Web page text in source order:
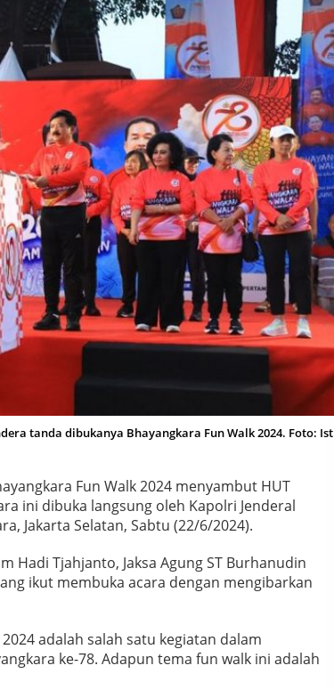
tanda dibukanya Bhayangkara Fun Walk 2024. Foto: Ist
Fun Walk 2024 menyambut HUT
ini dibuka langsung oleh Kapolri Jenderal
Jakarta Selatan, Sabtu (22/6/2024).
Hadi Tjahjanto, Jaksa Agung ST Burhanudin
ikut membuka acara dengan mengibarkan
adalah salah satu kegiatan dalam
ke-78. Adapun tema fun walk ini adalah